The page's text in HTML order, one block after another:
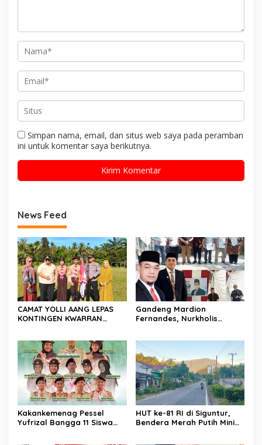
Simpan nama, email, dan situs web saya pada peramban
ini untuk komentar saya berikutnya.
News Feed
CAMAT YOLLI AANG LEPAS
KONTINGEN KWARRAN
CABANG PANCUNG SOAL
Gandeng Mardion
Fernandes, Nurkholis
Lingkungan Hidup di
Wilayah Koto Nan Godang
Kakankemenag Pessel
Yufrizal Bangga 11 Siswa
HUT ke-81 RI di Siguntur,
Bendera Merah Putih Minim